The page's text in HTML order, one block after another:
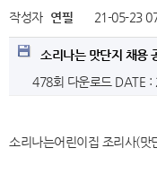
하
알리고 싶
작성자 연필 21-05-23
소리나는 맛단지 채용
478회 다운로드 DATE :
소리나는어린이집 조리사(맛